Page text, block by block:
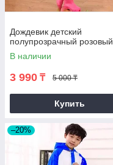
Дождевик детский
полупрозрачный розовый
В наличии
3 990 ₸ 5 000 ₸
Купить
–20%